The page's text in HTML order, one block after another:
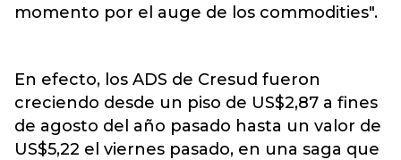
momento por el auge de los commodities".
En efecto, los ADS de Cresud fueron
creciendo desde un piso de US$2,87 a fines
de agosto del año pasado hasta un valor de
US$5,22 el viernes pasado, en una saga que